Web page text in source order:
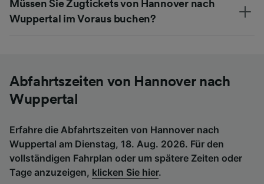
Müssen Sie Zugtickets von Hannover nach
Wuppertal im Voraus buchen?
Abfahrtszeiten von Hannover nach
Wuppertal
Erfahre die Abfahrtszeiten von Hannover nach
Wuppertal am Dienstag, 18. Aug. 2026. Für den
vollständigen Fahrplan oder um spätere Zeiten oder
Tage anzuzeigen, klicken Sie hier.